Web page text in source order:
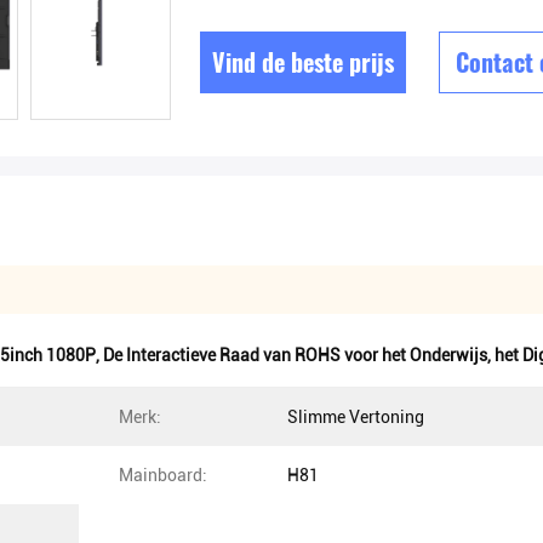
Vind de beste prijs Contact
1080P, De Interactieve Raad van ROHS voor het Onderwijs, het
Merk: Slimme Vertoning
Mainboard: H81